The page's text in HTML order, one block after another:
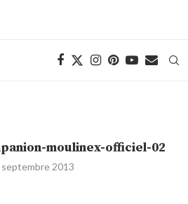
moulinex-officiel-02
septembre 2013